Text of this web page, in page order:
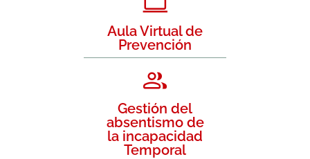
Aula Virtual de
Prevención
Gestión del
absentismo de
la incapacidad
Temporal